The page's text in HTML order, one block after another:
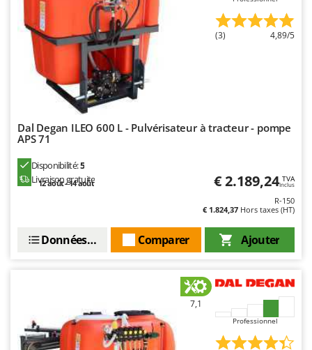
Master
Mastercook
Masterpro
McCulloch
MCH
Michelin
Mille
Mockmill
MOVA
New O.M.R.A.
Nilfisk
(3) 4,89/5
Dal Degan ILEO 600 L - Pulvérisateur à tracteur - pompe
APS 71
Disponibilité:5
Livraison gratuite
12 août - 14 août € 2.189,24 TVA
Inclus
R-150
€ 1.824,37 Hors taxes (HT)
Ajouter
Comparer
Données techniques
7,1
Professionnel